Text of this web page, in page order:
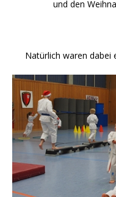
und den
Natürlich waren dabei